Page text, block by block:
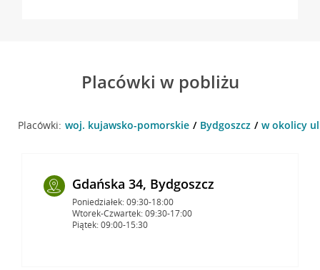
Placówki w pobliżu
Placówki: woj. kujawsko-pomorskie Bydgoszcz w okolicy
Gdańska 34, Bydgoszcz
Poniedziałek: 09:30-18:00
Wtorek-Czwartek: 09:30-17:00
Piątek: 09:00-15:30